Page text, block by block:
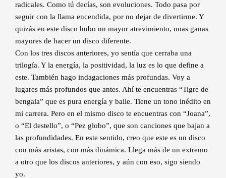
radicales. Como tú decías, son evoluciones. Todo pasa por
seguir con la llama encendida, por no dejar de divertirme. Y
quizás en este disco hubo un mayor atrevimiento, unas ganas
mayores de hacer un disco diferente.
Con los tres discos anteriores, yo sentía que cerraba una
trilogía. Y la energía, la positividad, la luz es lo que define a
este. También hago indagaciones más profundas. Voy a
lugares más profundos que antes. Ahí te encuentras “Tigre de
bengala” que es pura energía y baile. Tiene un tono inédito en
mi carrera. Pero en el mismo disco te encuentras con “Joana”,
o “El destello”, o “Pez globo”, que son canciones que bajan a
las profundidades. En este sentido, creo que este es un disco
con más aristas, con más dinámica. Llega más de un extremo
a otro que los discos anteriores, y aún con eso, sigo siendo
yo.